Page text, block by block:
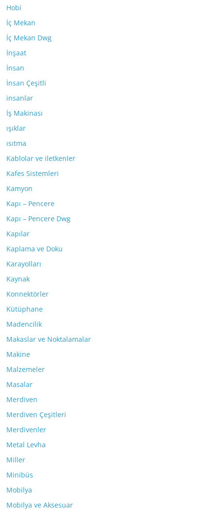
Hobi
İç Mekan
İç Mekan Dwg
İnşaat
İnsan
İnsan Çeşitli
insanlar
İş Makinası
ışıklar
ısıtma
Kablolar ve iletkenler
Kafes Sistemleri
Kamyon
Kapı – Pencere
Kapı – Pencere Dwg
Kapılar
Kaplama ve Doku
Karayolları
Kaynak
Konnektörler
Kütüphane
Madencilik
Makaslar ve Noktalamalar
Makine
Malzemeler
Masalar
Merdiven
Merdiven Çeşitleri
Merdivenler
Metal Levha
Miller
Minibüs
Mobilya
Mobilya ve Aksesuar